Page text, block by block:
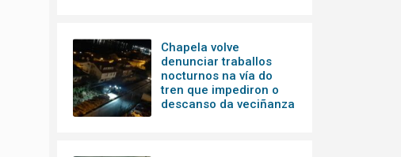
Chapela volve
denunciar traballos
nocturnos na vía do
tren que impediron o
descanso da veciñanza